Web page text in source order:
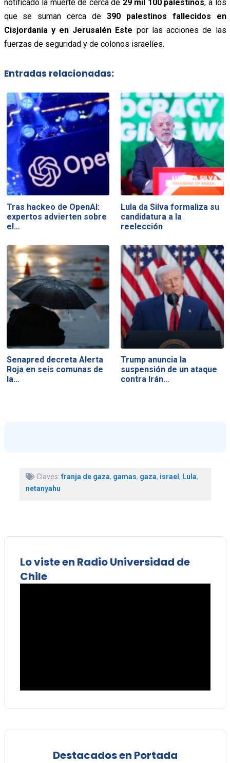
notificado la muerte de cerca de 29 mil 100 palestinos, a los
que se suman cerca de 390 palestinos fallecidos en
Cisjordania y en Jerusalén Este por las acciones de las
fuerzas de seguridad y de colonos israelíes.
Entradas relacionadas:
Tras hackeo de OpenAI:
expertos advierten sobre
el…
Lula da Silva formaliza su
candidatura a la
reelección
Senapred decreta Alerta
Roja en seis comunas de
la…
Trump anuncia la
suspensión de un ataque
contra Irán…
Claves:franja de gaza, gamas, gaza, israel, Lula,
netanyahu
Lo viste en Radio Universidad de
Chile
Destacados en Portada